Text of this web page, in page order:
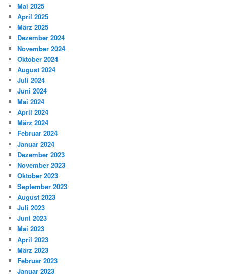
Mai 2025
April 2025
März 2025
Dezember 2024
November 2024
Oktober 2024
August 2024
Juli 2024
Juni 2024
Mai 2024
April 2024
März 2024
Februar 2024
Januar 2024
Dezember 2023
November 2023
Oktober 2023
September 2023
August 2023
Juli 2023
Juni 2023
Mai 2023
April 2023
März 2023
Februar 2023
Januar 2023